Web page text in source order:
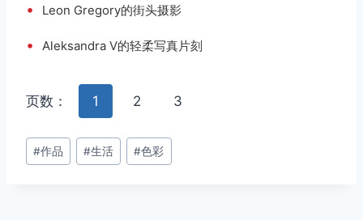
• Leon Gregory的街头摄影
• Aleksandra V的轻柔写真片刻
页数： 1 2 3
文
章
#作品 #生活 #色彩